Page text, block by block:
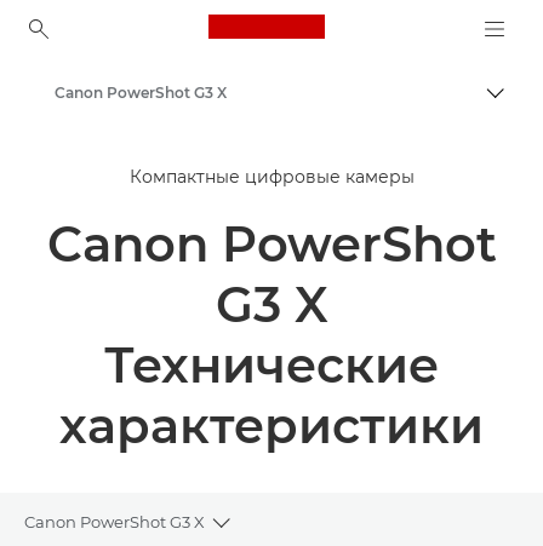
Canon Logo, back to
Canon PowerShot G3 X
Компактные цифровые камеры
Canon PowerShot
G3 X
Технические
характеристики
Canon PowerShot G3 X
Toggle breadcrumbs